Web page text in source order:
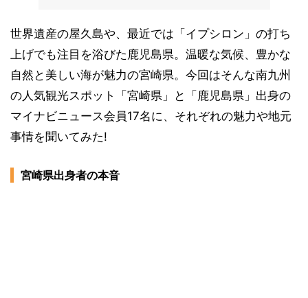
世界遺産の屋久島や、最近では「イプシロン」の打ち
上げでも注目を浴びた鹿児島県。温暖な気候、豊かな
自然と美しい海が魅力の宮崎県。今回はそんな南九州
の人気観光スポット「宮崎県」と「鹿児島県」出身の
マイナビニュース会員17名に、それぞれの魅力や地元
事情を聞いてみた!
宮崎県出身者の本音